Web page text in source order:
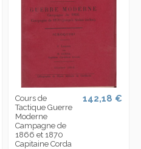
Cours de
Tactique Guerre
Moderne
Campagne de
1866 et 1870
Capitaine Corda
142,18 €